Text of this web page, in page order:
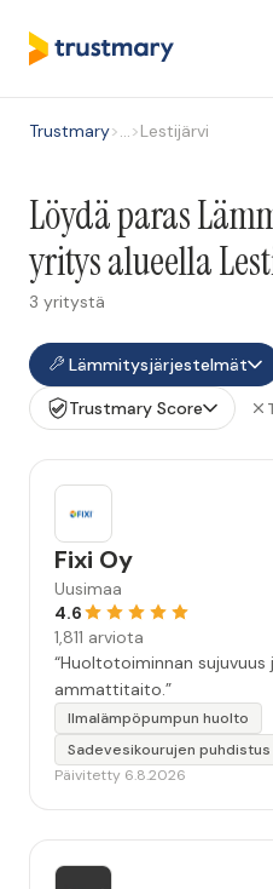
Trustmary>…>Lestijärvi
Löydä paras
yritys alueella
3 yritystä
Lämmitysjärjestelmät
Trustmary Score
Fixi Oy
Uusimaa
4.6
1,811 arviota
“Huoltotoiminnan sujuvuus
ammattitaito.”
Ilmalämpöpumpun huolto
Sadevesikourujen puhdistus
Päivitetty 6.8.2026